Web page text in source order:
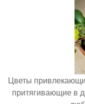
Цветы
притягивающие в